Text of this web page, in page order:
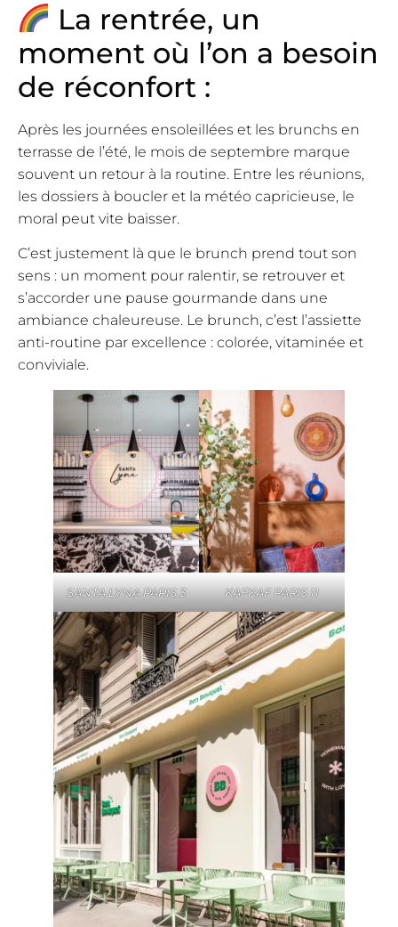
La rentrée, un
moment où l’on a besoin
de réconfort :
Après les journées ensoleillées et les brunchs en
terrasse de l’été, le mois de septembre marque
souvent un retour à la routine. Entre les réunions,
les dossiers à boucler et la météo capricieuse, le
moral peut vite baisser.
C’est justement là que le brunch prend tout son
sens : un moment pour ralentir, se retrouver et
s’accorder une pause gourmande dans une
ambiance chaleureuse. Le brunch, c’est l’assiette
anti-routine par excellence : colorée, vitaminée et
conviviale.
SANTA LYNA PARIS 3 KAFKAF PARIS 11